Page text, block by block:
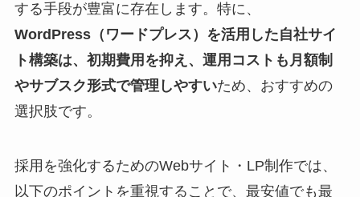
する手段が豊富に存在します。特に、
WordPress（ワードプレス）を活用した自社サイ
ト構築は、初期費用を抑え、運用コストも月額制
やサブスク形式で管理しやすいため、おすすめの
選択肢です。
採用を強化するためのWebサイト・LP制作では、
以下のポイントを重視することで、最安値でも最